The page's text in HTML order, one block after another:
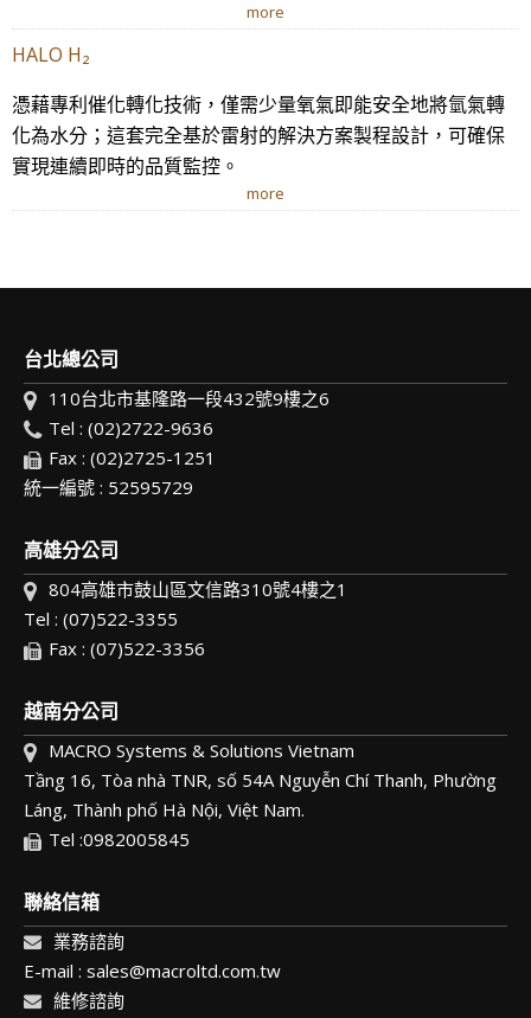
more
HALO H₂
憑藉專利催化轉化技術，僅需少量氧氣即能安全地將氫氣轉
化為水分；這套完全基於雷射的解決方案製程設計，可確保
實現連續即時的品質監控。
more
台北總公司
110台北市基隆路一段432號9樓之6
Tel : (02)2722-9636
Fax : (02)2725-1251
統一編號 : 52595729
高雄分公司
804高雄市鼓山區文信路310號4樓之1
Tel : (07)522-3355
Fax : (07)522-3356
越南分公司
MACRO Systems & Solutions Vietnam
Tầng 16, Tòa nhà TNR, số 54A Nguyễn Chí Thanh, Phường
Láng, Thành phố Hà Nội, Việt Nam.
Tel :0982005845
聯絡信箱
業務諮詢
E-mail : sales@macroltd.com.tw
維修諮詢